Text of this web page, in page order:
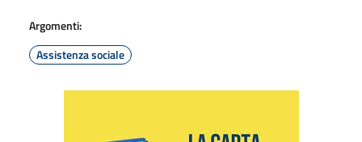
Argomenti:
Assistenza sociale